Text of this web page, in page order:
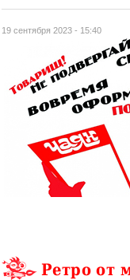
19 сентября 2023 - 15:40
Ретро от